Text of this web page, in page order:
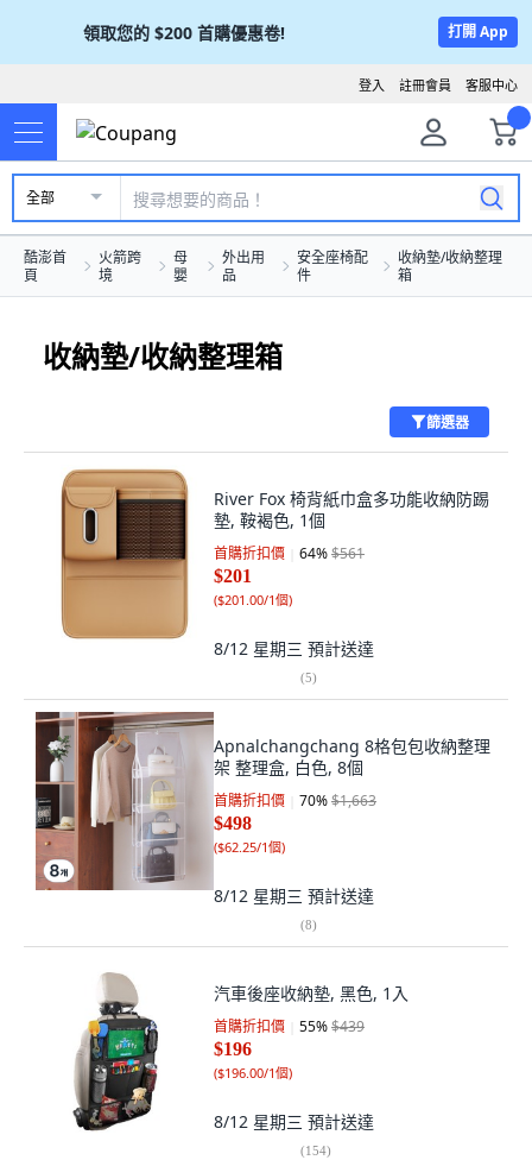
領取您的 $200 首購優惠卷! 打開 App
客服中心
註冊會員
登入
全部
酷澎首
頁
火箭跨
境
母
嬰
外出用
品
安全座椅配
件
收納墊/收納整理
箱
收納墊/收納整理箱
篩選器
River Fox 椅背紙巾盒多功能收納防踢
墊, 鞍褐色, 1個
首購折扣價 64%$561
$201
($201.00/1個)
8/12 星期三 預計送達
(5)
Apnalchangchang 8格包包收納整理
架 整理盒, 白色, 8個
首購折扣價 70%$1,663
$498
($62.25/1個)
8/12 星期三 預計送達
(8)
汽車後座收納墊, 黑色, 1入
首購折扣價 55%$439
$196
($196.00/1個)
8/12 星期三 預計送達
(154)